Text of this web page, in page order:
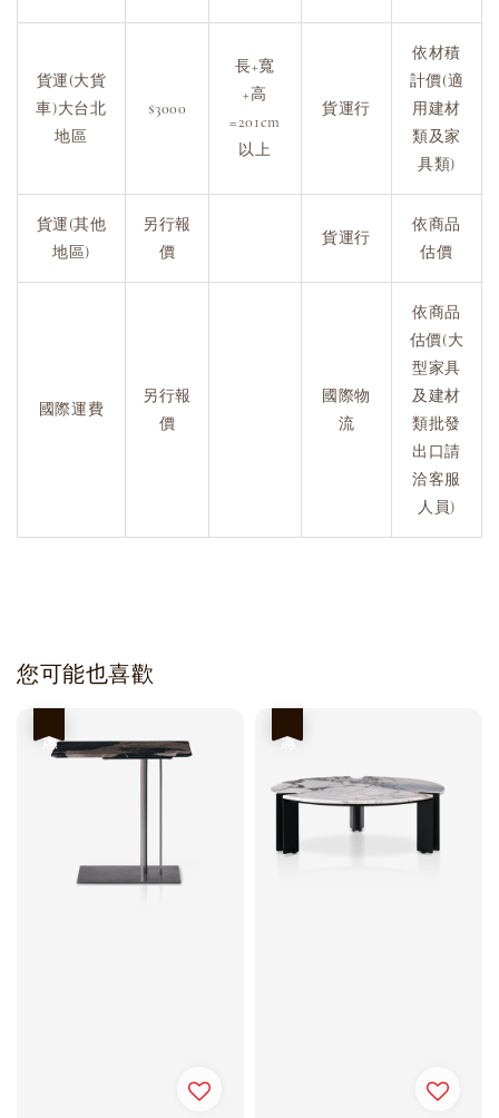
貨運(大貨
車)大台北
地區
$3000
長+寬
+高
=201cm
以上
貨運行
依材積
計價(適
用建材
類及家
具類)
貨運(其他
地區)
另行報
價
貨運行
依商品
估價
國際運費
另行報
價
國際物
流
依商品
估價(大
型家具
及建材
類批發
出口請
洽客服
人員)
您可能也喜歡